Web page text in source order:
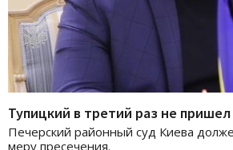
Тупицкий в третий раз не пришел
Печерский районный суд Киева
меру пресечения.